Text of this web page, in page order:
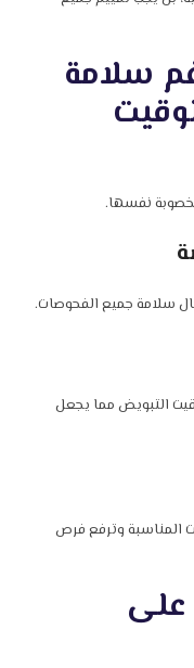
سلامة
نفسها.
سلامة جميع الفحوصات.
التبويض مما يجعل
المناسبة وترفع فرص
على